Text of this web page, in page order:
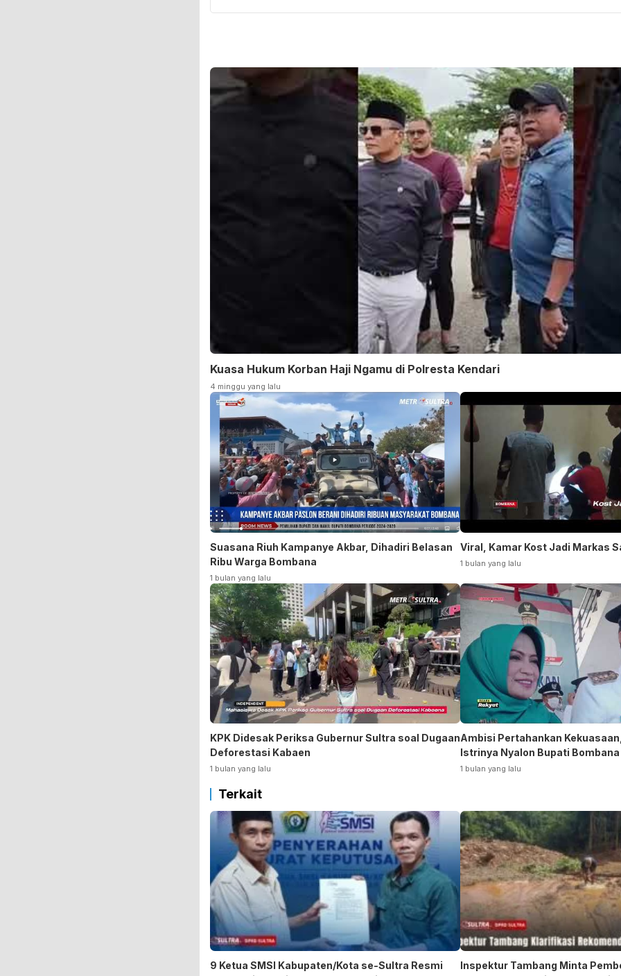
Kuasa Hukum Korban Haji Ngamu di Polresta Kendari
4 minggu yang lalu
Suasana Riuh Kampanye Akbar, Dihadiri Belasan
Ribu Warga Bombana
1 bulan yang lalu
Viral, Kamar Kost Jadi Markas
1 bulan yang lalu
KPK Didesak Periksa Gubernur Sultra soal Dugaan
Deforestasi Kabaen
1 bulan yang lalu
Ambisi Pertahankan
Istrinya Nyalon Bupati Bombana
1 bulan yang lalu
Terkait
9 Ketua SMSI Kabupaten/Kota se-Sultra Resmi
Inspektur Tambang Minta